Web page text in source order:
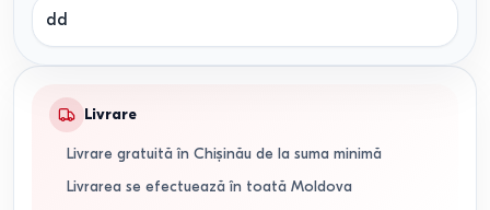
dd
Livrare
Livrare gratuită în Chișinău de la suma minimă
Livrarea se efectuează în toată Moldova